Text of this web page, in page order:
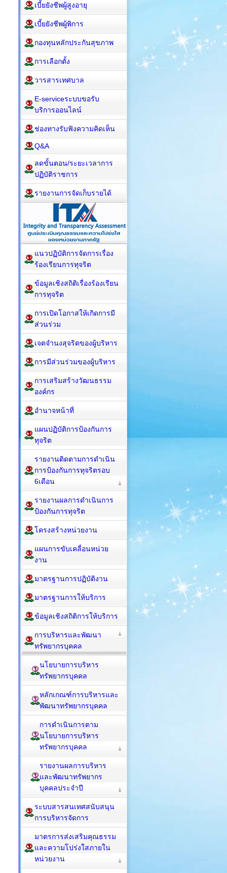
เบี้ยยังชีพผู้สูงอายุ
เบี้ยยังชีพผู้พิการ
กองทุนหลักประกันสุขภาพ
การเลือกตั้ง
วารสารเทศบาล
E-serviceระบบขอรับ
บริการออนไลน์
ช่องทางรับฟังความคิดเห็น
Q&A
ลดขั้นตอน/ระยะเวลาการ
ปฏิบัติราชการ
รายงานการจัดเก็บรายได้
แนวปฏิบัติการจัดการเรื่อง
ร้องเรียนการทุจริต
ข้อมูลเชิงสถิติเรื่องร้องเรียน
การทุจริต
การเปิดโอกาสให้เกิดการมี
ส่วนร่วม
เจตจำนงสุจริตของผู้บริหาร
การมีส่วนร่วมของผู้บริหาร
การเสริมสร้างวัฒนธรรม
องค์กร
อำนาจหน้าที่
แผนปฏิบัติการป้องกันการ
ทุจริต
รายงานติดตามการดำเนิน
การป้องกันการทุจริตรอบ
6เดือน
รายงานผลการดำเนินการ
ป้องกันการทุจริต
โครงสร้างหน่วยงาน
แผนการขับเคลื่อนหน่วย
งาน
มาตรฐานการปฏิบัติงาน
มาตรฐานการให้บริการ
ข้อมูลเชิงสถิติการให้บริการ
การบริหารและพัฒนา
ทรัพยากรบุคคล
นโยบายการบริหาร
ทรัพยากรบุคคล
หลักเกณฑ์การบริหารและ
พัฒนาทรัพยากรบุคคล
การดำเนินการตาม
นโยบายการบริหาร
ทรัพยากรบุคคล
รายงานผลการบริหาร
และพัฒนาทรัพยากร
บุคคลประจำปี
ระบบสารสนเทศสนับสนุน
การบริหารจัดการ
มาตรการส่งเสริมคุณธรรม
และความโปร่งใสภายใน
หน่วยงาน